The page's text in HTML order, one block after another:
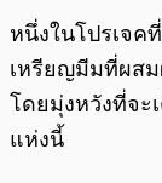
หนึ่งในโปรเจค
เหรียญมีมที่ผสม
โดยมุ่งหวังที่จะ
แห่งนี้